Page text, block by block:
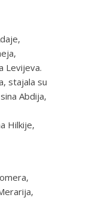
Levijeva.
stajala su
Abdija,
Hilkije,